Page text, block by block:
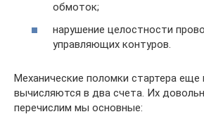
обмоток;
нарушение целостности
управляющих контуров.
Механические поломки стартера
вычисляются в два счета. Их
перечислим мы основные: